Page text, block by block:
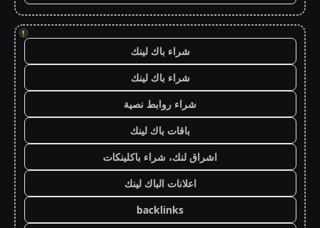
!
شراء باك لينك
شراء باك لينك
شراء روابط نصية
باقات باك لينك
اشراق لنك، شراء باكلينكات
اعلانات الباك لينك
backlinks